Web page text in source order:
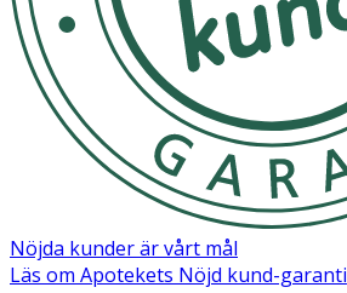
Nöjda kunder är vårt mål
Läs om Apotekets Nöjd kund-garanti